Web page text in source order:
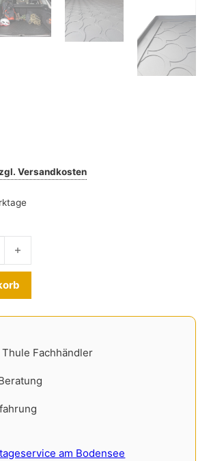
Versandkosten
Subaru Outback ab 2021- Menge
Fachhändler
am Bodensee